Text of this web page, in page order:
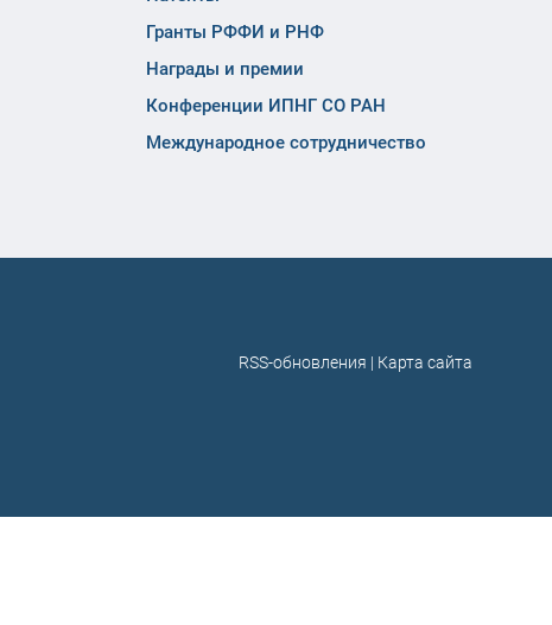
Гранты РФФИ и РНФ
Награды и премии
Конференции ИПНГ СО РАН
Международное сотрудничество
RSS-обновления | Карта сайта